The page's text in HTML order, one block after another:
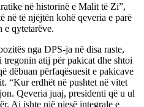
në historinë e Malit të Zi”,
në të njëjtën kohë qeveria e parë
e qytetarëve.
nga DPS-ja në disa raste,
tregonin atij për pakicat dhe shtoi
dëbuan përfaqësuesit e pakicave
“Kur erdhët në pushtet në vitet
Qeveria juaj, presidenti që u ul
Ai ishte një pjesë integrale e